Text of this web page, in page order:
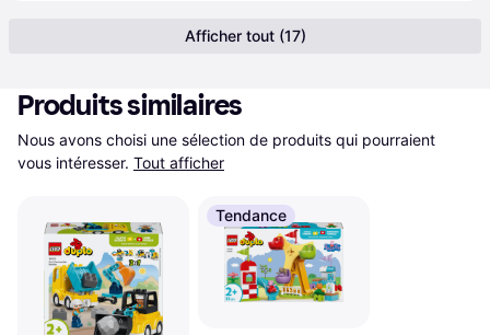
Afficher tout (17)
Produits similaires
Nous avons choisi une sélection de produits qui pourraient
vous intéresser. Tout afficher
Tendance